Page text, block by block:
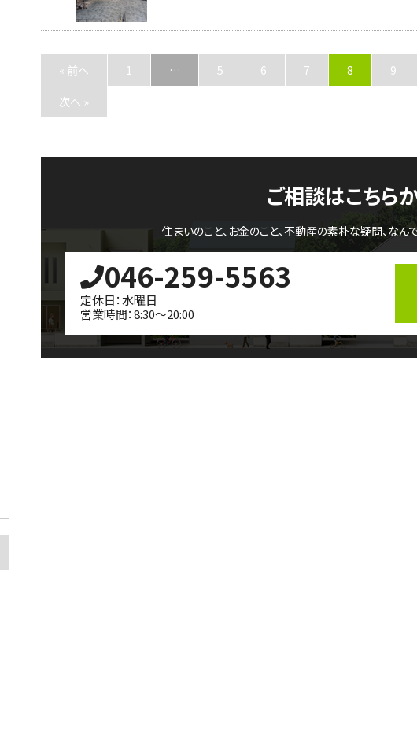
« 前へ 1 … 5 6 7 8 9
次へ »
ご相談はこちら
住まいのこと、お金のこと、不動産の素朴な疑問、なん
046-259-5563
定休日：水曜日
営業時間：8:30～20:00